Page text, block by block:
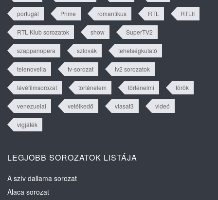
portugál Prime romantikus RTL RTLII
RTL Klub sorozatok show SuperTV2
szappanopera szlovák tehetségkutató
telenovella tv-sorozat tv2 sorozatok
tévéfilmsorozat történelem történelmi török
venezuelai vetélkedő viasat3 videó
vígjáték
LEGJOBB SOROZATOK LISTÁJA
A szív dallama sorozat
Alaca sorozat